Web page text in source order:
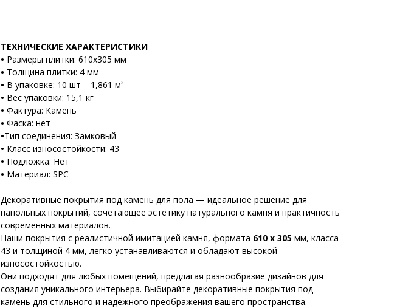
ТЕХНИЧЕСКИЕ ХАРАКТЕРИСТИКИ
• Размеры плитки: 610х305 мм
• Толщина плитки: 4 мм
• В упаковке: 10 шт = 1,861 м²
• Вес упаковки: 15,1 кг
• Фактура: Камень
• Фаска: нет
•Тип соединения: Замковый
• Класс износостойкости: 43
• Подложка: Нет
• Материал: SPC
Декоративные покрытия под камень для пола — идеальное решение для
напольных покрытий, сочетающее эстетику натурального камня и практичность
современных материалов.
Наши покрытия с реалистичной имитацией камня, формата 610 x 305 мм, класса
43 и толщиной 4 мм, легко устанавливаются и обладают высокой
износостойкостью.
Они подходят для любых помещений, предлагая разнообразие дизайнов для
создания уникального интерьера. Выбирайте декоративные покрытия под
камень для стильного и надежного преображения вашего пространства.